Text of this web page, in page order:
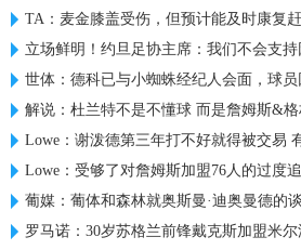
TA：麦金膝盖受伤，但预计能及时康复
立场鲜明！约旦足协主席：我们不会支持因
世体：德科已与小蜘蛛经纪人会面，球
解说：杜兰特不是不懂球 而是詹姆斯&
Lowe：谢泼德第三年打不好就得被交易
Lowe：受够了对詹姆斯加盟76人的过度
葡媒：葡体和森林就奥斯曼·迪奥曼德的
罗马诺：30岁苏格兰前锋戴克斯加盟米